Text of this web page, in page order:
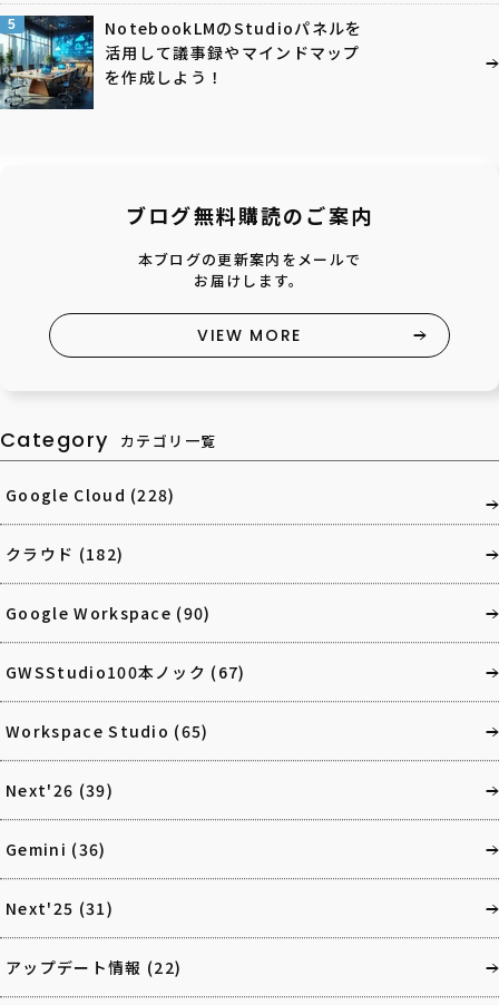
5
NotebookLMのStudioパネルを
活用して議事録やマインドマップ
を作成しよう！
ブログ無料購読のご案内
本ブログの更新案内をメールで
お届けします。
VIEW MORE
Category カテゴリ一覧
Google Cloud (228)
クラウド (182)
Google Workspace (90)
GWSStudio100本ノック (67)
Workspace Studio (65)
Next'26 (39)
Gemini (36)
Next'25 (31)
アップデート情報 (22)